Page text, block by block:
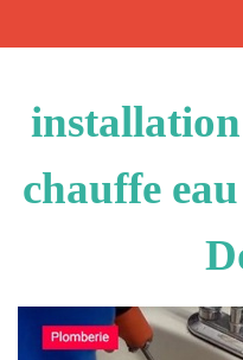
chauffe